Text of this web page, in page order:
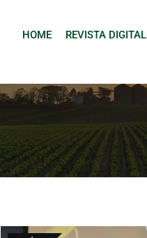
HOME REVISTA DIGITAL